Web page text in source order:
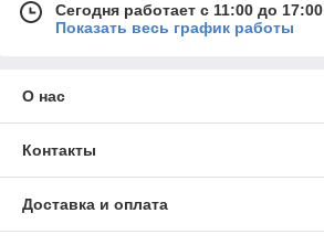
Сегодня работает с 11:00 до 17:00
Показать весь график работы
О нас
Контакты
Доставка и оплата